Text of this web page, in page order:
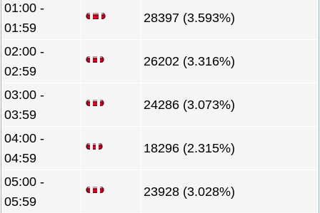
01:00 -
01:59
28397 (3.593%)
02:00 -
02:59
26202 (3.316%)
03:00 -
03:59
24286 (3.073%)
04:00 -
04:59
18296 (2.315%)
05:00 -
05:59
23928 (3.028%)